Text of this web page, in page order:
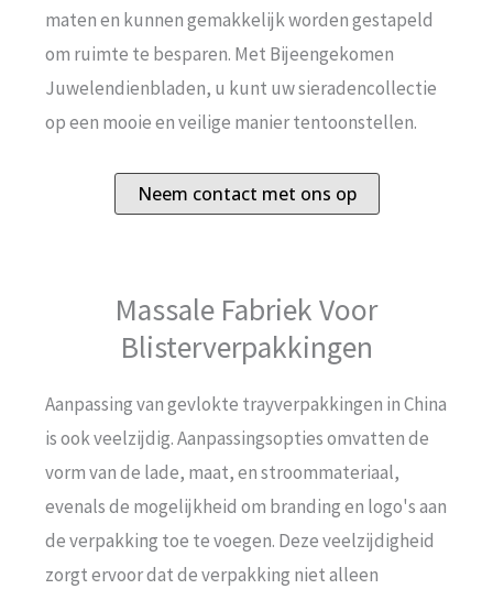
maten en kunnen gemakkelijk worden gestapeld
om ruimte te besparen. Met Bijeengekomen
Juwelendienbladen, u kunt uw sieradencollectie
op een mooie en veilige manier tentoonstellen.
Neem contact met ons op
Massale Fabriek Voor
Blisterverpakkingen
Aanpassing van gevlokte trayverpakkingen in China
is ook veelzijdig. Aanpassingsopties omvatten de
vorm van de lade, maat, en stroommateriaal,
evenals de mogelijkheid om branding en logo's aan
de verpakking toe te voegen. Deze veelzijdigheid
zorgt ervoor dat de verpakking niet alleen